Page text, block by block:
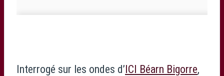
Interrogé sur les ondes d’ICI Béarn Bigorre,